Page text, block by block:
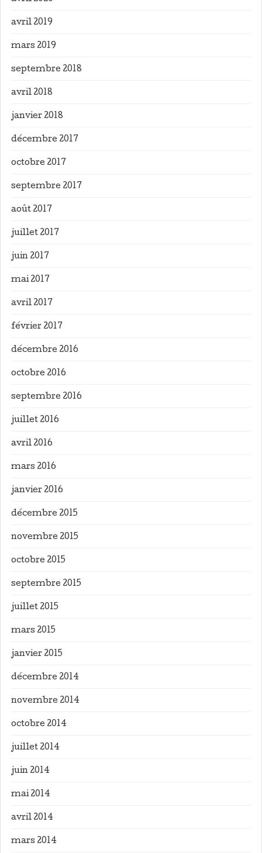
avril 2019
mars 2019
septembre 2018
avril 2018
janvier 2018
décembre 2017
octobre 2017
septembre 2017
août 2017
juillet 2017
juin 2017
mai 2017
avril 2017
février 2017
décembre 2016
octobre 2016
septembre 2016
juillet 2016
avril 2016
mars 2016
janvier 2016
décembre 2015
novembre 2015
octobre 2015
septembre 2015
juillet 2015
mars 2015
janvier 2015
décembre 2014
novembre 2014
octobre 2014
juillet 2014
juin 2014
mai 2014
avril 2014
mars 2014